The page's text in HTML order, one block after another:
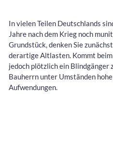
In vielen Teilen Deutschlands
Jahre nach dem Krieg noch
Grundstück, denken Sie
derartige Altlasten. Kommt
jedoch plötzlich ein Blindgänger
Bauherrn unter Umständen
Aufwendungen.